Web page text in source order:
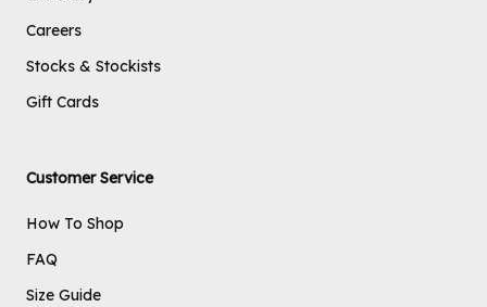
Careers
Stocks & Stockists
Gift Cards
Customer Service
How To Shop
FAQ
Size Guide